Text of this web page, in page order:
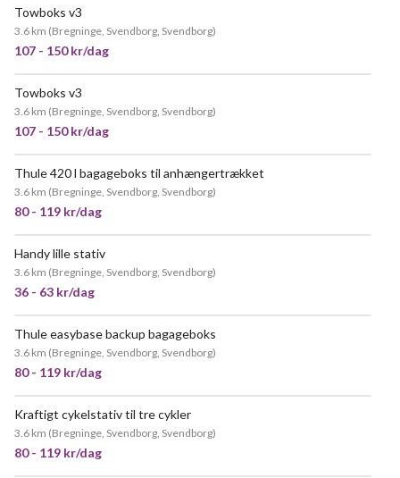
Towboks v3
3.6 km (Bregninge, Svendborg, Svendborg)
107 - 150 kr/dag
Towboks v3
3.6 km (Bregninge, Svendborg, Svendborg)
107 - 150 kr/dag
Thule 420 l bagageboks til anhængertrækket
3.6 km (Bregninge, Svendborg, Svendborg)
80 - 119 kr/dag
Handy lille stativ
3.6 km (Bregninge, Svendborg, Svendborg)
36 - 63 kr/dag
Thule easybase backup bagageboks
3.6 km (Bregninge, Svendborg, Svendborg)
80 - 119 kr/dag
Kraftigt cykelstativ til tre cykler
3.6 km (Bregninge, Svendborg, Svendborg)
80 - 119 kr/dag